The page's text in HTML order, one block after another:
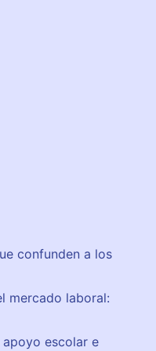
confunden a los
mercado laboral:
apoyo escolar e